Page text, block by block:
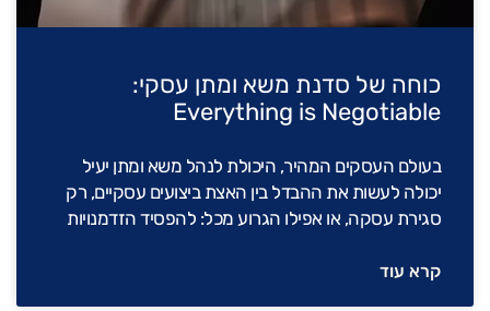
כוחה של סדנת משא ומתן עסקי:
Everything is Negotiable
בעולם העסקים המהיר, היכולת לנהל משא ומתן יעיל
יכולה לעשות את ההבדל בין האצת ביצועים עסקיים, רק
סגירת עסקה, או אפילו הגרוע מכל: להפסיד הזדמנויות
קרא עוד